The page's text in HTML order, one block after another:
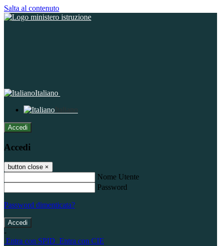
Salta al contenuto
Italiano
Italiano
Accedi
Accedi
button close ×
Nome Utente
Password
Password dimenticata?
-
Entra con SPID Entra con CIE